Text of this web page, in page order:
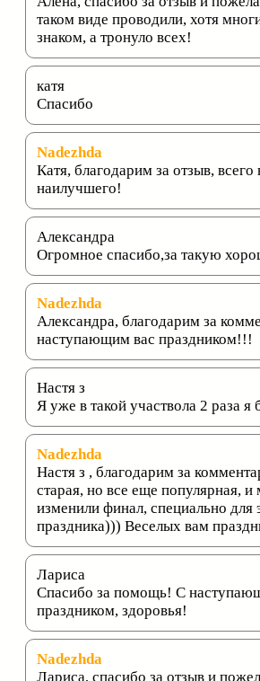
таком виде проводили, хотя
знаком, а тронуло всех!
катя
Спасибо
Nadezhda
Катя, благодарим за отзыв, всего
наилучшего!
Александра
Огромное спасибо,за такую
Nadezhda
Александра, благодарим за
наступающим вас праздником!!!
Настя з
Я уже в такой участвола 2 раза
Nadezhda
Настя з , благодарим за
старая, но все еще популярная,
изменили финал, специально для
праздника))) Веселых вам
Лариса
Спасибо за помощь! С
праздником, здоровья!
Nadezhda
Лариса, спасибо за отзыв и